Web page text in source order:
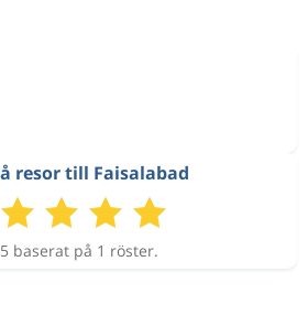
resor till Faisalabad
baserat på 1 röster.